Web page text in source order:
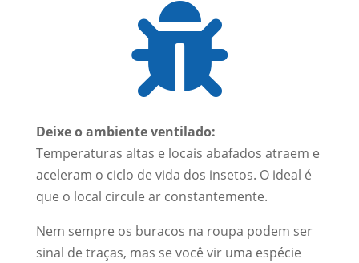

Deixe o ambiente ventilado:
Temperaturas altas e locais abafados atraem e
aceleram o ciclo de vida dos insetos. O ideal é
que o local circule ar constantemente.
Nem sempre os buracos na roupa podem ser
sinal de traças, mas se você vir uma espécie